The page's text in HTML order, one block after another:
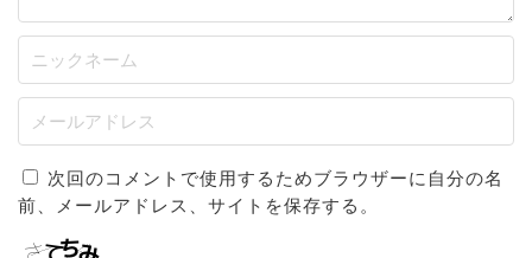
次回のコメントで使用するためブラウザーに自分の名
前、メールアドレス、サイトを保存する。